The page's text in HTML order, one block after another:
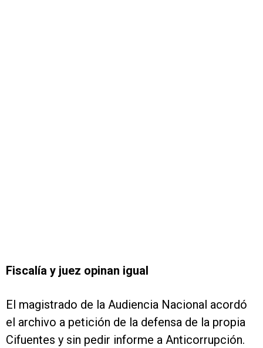
Fiscalía y juez opinan igual
El magistrado de la Audiencia Nacional acordó
el archivo a petición de la defensa de la propia
Cifuentes y sin pedir informe a Anticorrupción.